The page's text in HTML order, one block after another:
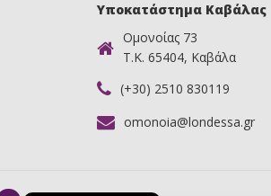
Υποκατάστημα Καβάλας
Ομονοίας 73
Τ.Κ. 65404, Καβάλα
(+30) 2510 830119
omonoia@londessa.gr